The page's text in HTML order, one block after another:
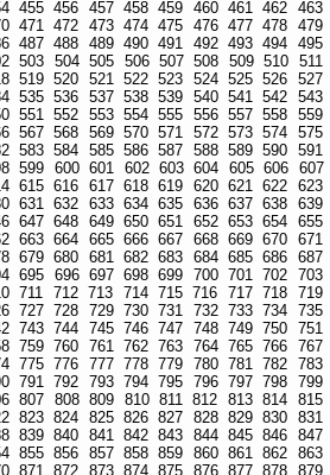
455 456 457 458 459 460 461 462 463
471 472 473 474 475 476 477 478 479
487 488 489 490 491 492 493 494 495
503 504 505 506 507 508 509 510 511
519 520 521 522 523 524 525 526 527
535 536 537 538 539 540 541 542 543
551 552 553 554 555 556 557 558 559
567 568 569 570 571 572 573 574 575
583 584 585 586 587 588 589 590 591
599 600 601 602 603 604 605 606 607
615 616 617 618 619 620 621 622 623
631 632 633 634 635 636 637 638 639
647 648 649 650 651 652 653 654 655
663 664 665 666 667 668 669 670 671
679 680 681 682 683 684 685 686 687
695 696 697 698 699 700 701 702 703
711 712 713 714 715 716 717 718 719
727 728 729 730 731 732 733 734 735
743 744 745 746 747 748 749 750 751
759 760 761 762 763 764 765 766 767
775 776 777 778 779 780 781 782 783
791 792 793 794 795 796 797 798 799
807 808 809 810 811 812 813 814 815
823 824 825 826 827 828 829 830 831
839 840 841 842 843 844 845 846 847
855 856 857 858 859 860 861 862 863
871 872 873 874 875 876 877 878 879